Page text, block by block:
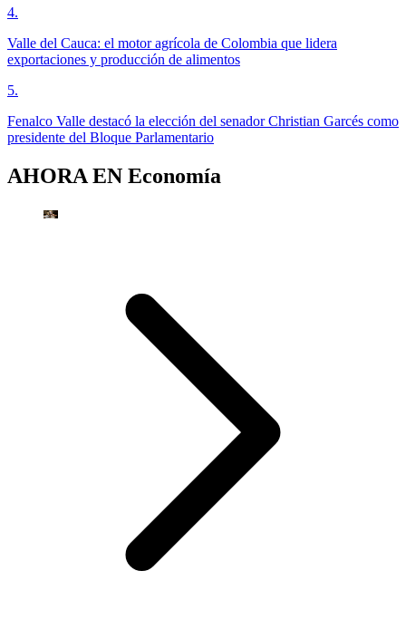
4.
Valle del Cauca: el motor agrícola de Colombia que lidera
exportaciones y producción de alimentos
5.
Fenalco Valle destacó la elección del senador Christian Garcés como
presidente del Bloque Parlamentario
AHORA EN Economía